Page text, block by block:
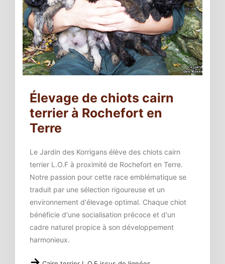
Élevage de chiots cairn
terrier à Rochefort en
Terre
Le Jardin des Korrigans élève des chiots cairn
terrier L.O.F à proximité de Rochefort en Terre.
Notre passion pour cette race emblématique se
traduit par une sélection rigoureuse et un
environnement d'élevage optimal. Chaque chiot
bénéficie d'une socialisation précoce et d'un
cadre naturel propice à son développement
harmonieux.